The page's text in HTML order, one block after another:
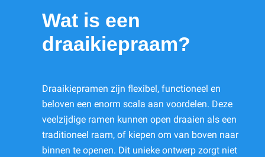
Wat is een
draaikiepraam?
Draaikiepramen zijn flexibel, functioneel en
beloven een enorm scala aan voordelen. Deze
veelzijdige ramen kunnen open draaien als een
traditioneel raam, of kiepen om van boven naar
binnen te openen. Dit unieke ontwerp zorgt niet